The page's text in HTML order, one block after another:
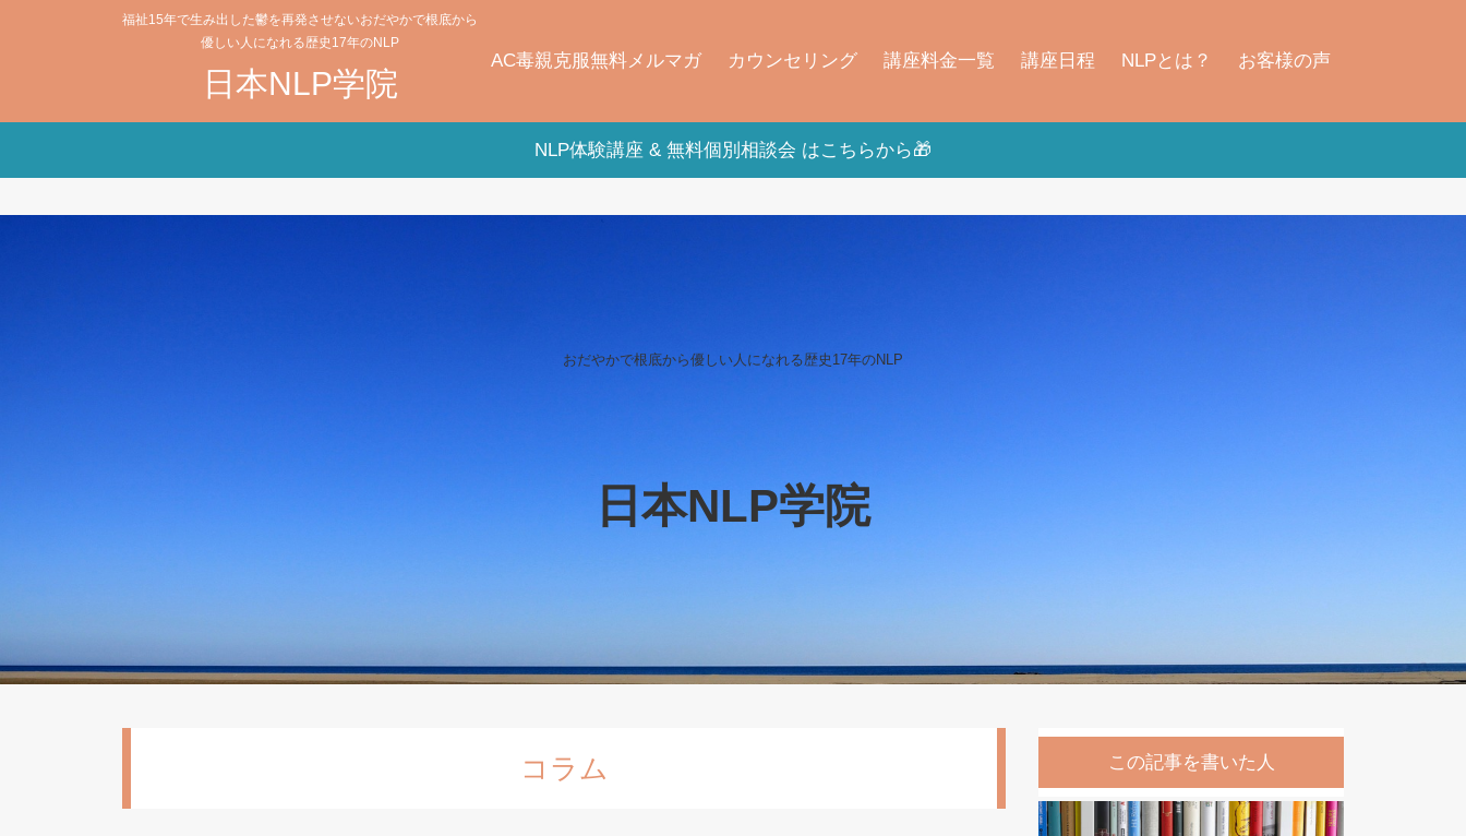
福祉15年で生み出した鬱を再発させないおだやかで根底から
優しい人になれる歴史17年のNLP
日本NLP学院
AC毒親克服無料メルマガ カウンセリング 講座料金一覧 講座日程 NLPとは？ お客様の声
NLP体験講座 & 無料個別相談会 はこちらから🎁
おだやかで根底から優しい人になれる歴史17年のNLP
日本NLP学院
コラム この記事を書いた人